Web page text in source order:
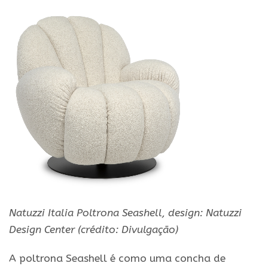
Natuzzi Italia Poltrona Seashell, design: Natuzzi
Design Center (crédito: Divulgação)
A poltrona Seashell é como uma concha de